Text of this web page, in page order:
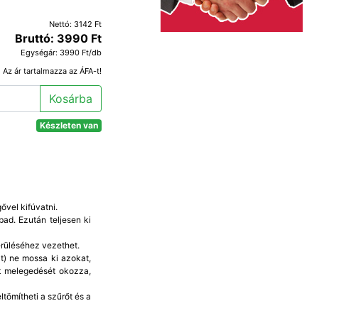
Nettó: 3142 Ft
Bruttó: 3990 Ft
Egységár: 3990 Ft/db
Az ár tartalmazza az ÁFA-t!
Kosárba
Készleten van
kifúvatni.
Ezután teljesen ki
vezethet.
ne mossa ki azokat,
okozza,
a szűrőt és a